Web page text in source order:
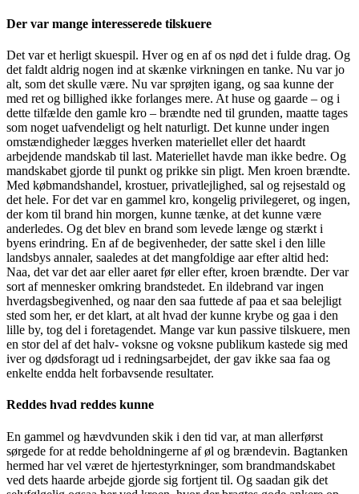
Der var mange interesserede tilskuere
Det var et herligt skuespil. Hver og en af os nød det i fulde drag. Og
det faldt aldrig nogen ind at skænke virkningen en tanke. Nu var jo
alt, som det skulle være. Nu var sprøjten igang, og saa kunne der
med ret og billighed ikke forlanges mere. At huse og gaarde – og i
dette tilfælde den gamle kro – brændte ned til grunden, maatte tages
som noget uafvendeligt og helt naturligt. Det kunne under ingen
omstændigheder lægges hverken materiellet eller det haardt
arbejdende mandskab til last. Materiellet havde man ikke bedre. Og
mandskabet gjorde til punkt og prikke sin pligt. Men kroen brændte.
Med købmandshandel, krostuer, privatlejlighed, sal og rejsestald og
det hele. For det var en gammel kro, kongelig privilegeret, og ingen,
der kom til brand hin morgen, kunne tænke, at det kunne være
anderledes. Og det blev en brand som levede længe og stærkt i
byens erindring. En af de begivenheder, der satte skel i den lille
landsbys annaler, saaledes at det mangfoldige aar efter altid hed:
Naa, det var det aar eller aaret før eller efter, kroen brændte. Der var
sort af mennesker omkring brandstedet. En ildebrand var ingen
hverdagsbegivenhed, og naar den saa futtede af paa et saa belejligt
sted som her, er det klart, at alt hvad der kunne krybe og gaa i den
lille by, tog del i foretagendet. Mange var kun passive tilskuere, men
en stor del af det halv- voksne og voksne publikum kastede sig med
iver og dødsforagt ud i redningsarbejdet, der gav ikke saa faa og
enkelte endda helt forbavsende resultater.
Reddes hvad reddes kunne
En gammel og hævdvunden skik i den tid var, at man allerførst
sørgede for at redde beholdningerne af øl og brændevin. Bagtanken
hermed har vel været de hjertestyrkninger, som brandmandskabet
ved dets haarde arbejde gjorde sig fortjent til. Og saadan gik det